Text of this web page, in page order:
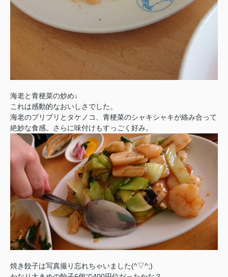
海老と青梗菜の炒め↓
これは感動的なおいしさでした。
海老のプリプリとタケノコ、青梗菜のシャキシャキが絡み合って
絶妙な食感。さらに味付けもすっごく好み。
焼き餃子は写真撮り忘れちゃいました(^▽^;)